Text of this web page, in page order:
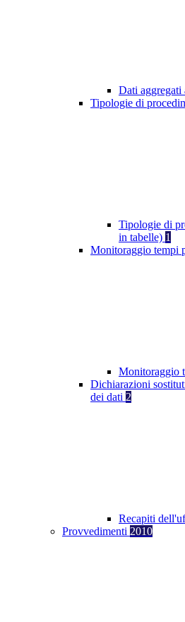
Dati aggregati
Tipologie di
Tipologie di
in tabelle) 1
Monitoraggio tempi
Monitoraggio
Dichiarazioni
dei dati 2
Recapiti
Provvedimenti 2010